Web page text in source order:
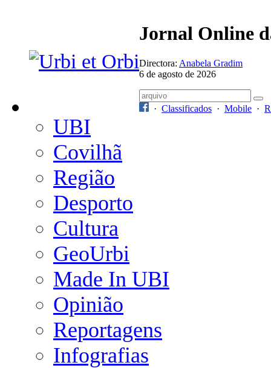
Jornal Online
Directora: Anabela Gradim
6 de agosto de 2026
· Classificados · Mobile ·
UBI
Covilhã
Região
Desporto
Cultura
GeoUrbi
Made In UBI
Opinião
Reportagens
Infografias